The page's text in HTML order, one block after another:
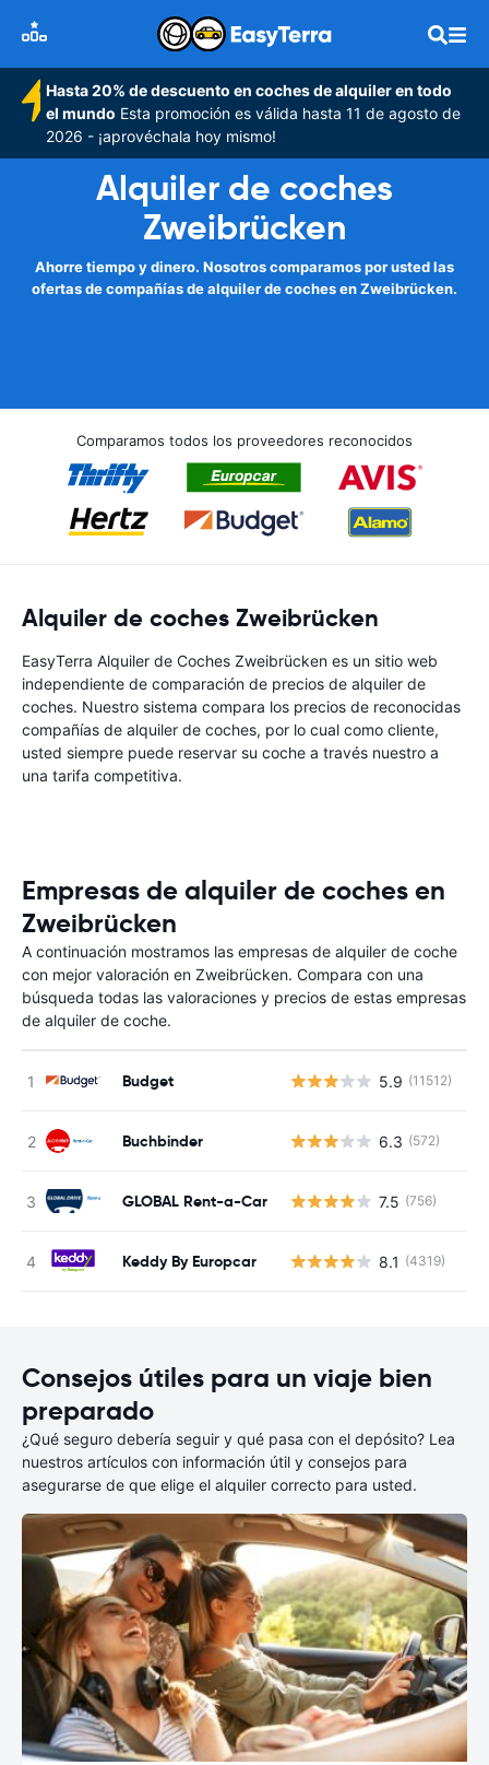
Hasta 20% de descuento en coches de alquiler en todo
el mundo Esta promoción es válida hasta 11 de agosto de
2026 - ¡aprovéchala hoy mismo!
Alquiler de coches
Zweibrücken
Ahorre tiempo y dinero. Nosotros comparamos por usted las
ofertas de compañías de alquiler de coches en Zweibrücken.
Comparamos todos los proveedores reconocidos
Alquiler de coches Zweibrücken
EasyTerra Alquiler de Coches Zweibrücken es un sitio web
independiente de comparación de precios de alquiler de
coches. Nuestro sistema compara los precios de reconocidas
compañías de alquiler de coches, por lo cual como cliente,
usted siempre puede reservar su coche a través nuestro a
una tarifa competitiva.
Empresas de alquiler de coches en
Zweibrücken
A continuación mostramos las empresas de alquiler de coche
con mejor valoración en Zweibrücken. Compara con una
búsqueda todas las valoraciones y precios de estas empresas
de alquiler de coche.
Budget 5.9 (11512)
Buchbinder 6.3 (572)
GLOBAL Rent-a-Car 7.5 (756)
Keddy By Europcar 8.1 (4319)
Consejos útiles para un viaje bien
preparado
¿Qué seguro debería seguir y qué pasa con el depósito? Lea
nuestros artículos con información útil y consejos para
asegurarse de que elige el alquiler correcto para usted.